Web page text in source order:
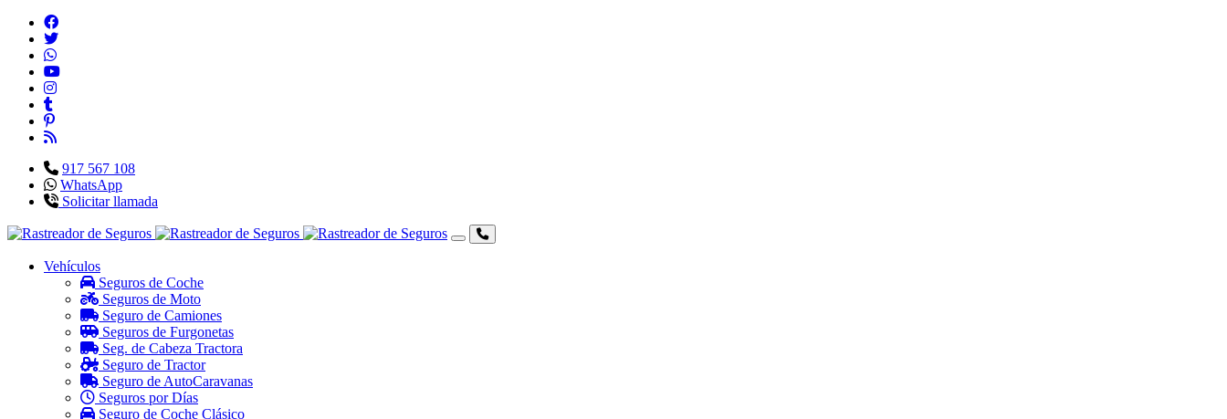
917 567 108
WhatsApp
Solicitar llamada
Vehículos
Seguros de Coche
Seguros de Moto
Seguro de Camiones
Seguros de Furgonetas
Seg. de Cabeza Tractora
Seguro de Tractor
Seguro de AutoCaravanas
Seguros por Días
Seguro de Coche Clásico